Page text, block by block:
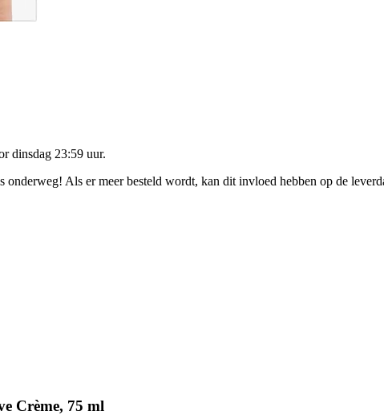
dinsdag 23:59 uur.
Als er meer besteld wordt, kan dit invloed hebben op de
Crème, 75 ml